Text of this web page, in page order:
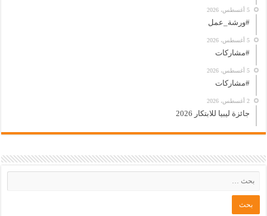
5 أغسطس، 2026
#ورشة_عمل
5 أغسطس، 2026
#مشاركات
5 أغسطس، 2026
#مشاركات
2 أغسطس، 2026
جائزة ليبيا للابتكار 2026